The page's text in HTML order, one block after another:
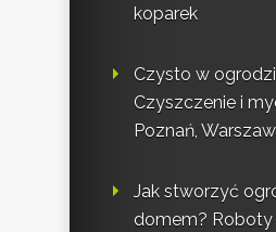
koparek
Czysto w
Czyszczenie i
Poznań,
Jak stworzyć
domem? Roboty